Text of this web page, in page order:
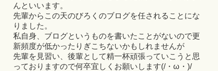
んといいます。
先輩からこの天のびろくのブログを任されることにな
りました。
私自身、ブログというものを書いたことがないので更
新頻度が低かったりぎこちないかもしれませんが
先輩を見習い、後輩として精一杯頑張っていこうと思
っておりますので何卒宜しくお願いします(/・ω・)/